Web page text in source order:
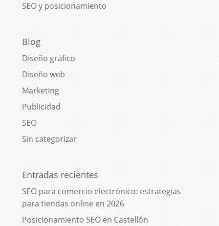
SEO y posicionamiento
Blog
Diseño gráfico
Diseño web
Marketing
Publicidad
SEO
Sin categorizar
Entradas recientes
SEO para comercio electrónico: estrategias
para tiendas online en 2026
Posicionamiento SEO en Castellón